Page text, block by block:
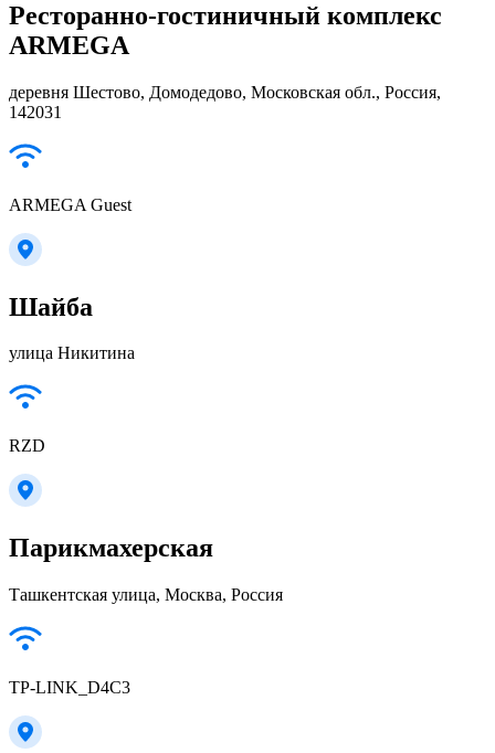
Ресторанно-гостиничный комплекс
ARMEGA
деревня Шестово, Домодедово, Московская обл., Россия,
142031
ARMEGA Guest
Шайба
улица Никитина
RZD
Парикмахерская
Ташкентская улица, Москва, Россия
TP-LINK_D4C3